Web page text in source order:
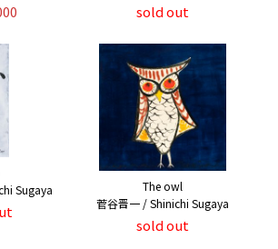
sold out
Sugaya
The owl
菅谷晋一 / Shinichi Sugaya
sold out